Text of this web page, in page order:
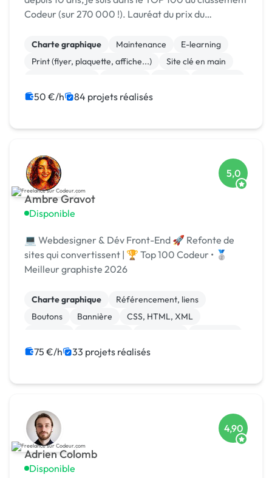
Codeur (sur 270 000 !). Lauréat du prix du
une agence et serais votre interlocuteur direct ...
Charte graphique Maintenance
E-learning
Print (flyer, plaquette, affiche...)
Site clé en main
Mise en page
50 €/h 84 projets réalisés
Ambre Gravot
Disponible
5,0
💻 Webdesigner & Dév Front-End 🚀 Refonte de
sites qui convertissent | 🏆 Top 100 Codeur • 🥈
Meilleur graphiste 2026
Charte graphique
Référencement, liens
Boutons
Bannière
CSS, HTML, XML
Print (flyer, plaquette, affiche...)
75 €/h 33 projets réalisés
Adrien Colomb
Disponible
4,90